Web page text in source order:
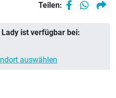
Teilen:
ist verfügbar bei:
auswählen